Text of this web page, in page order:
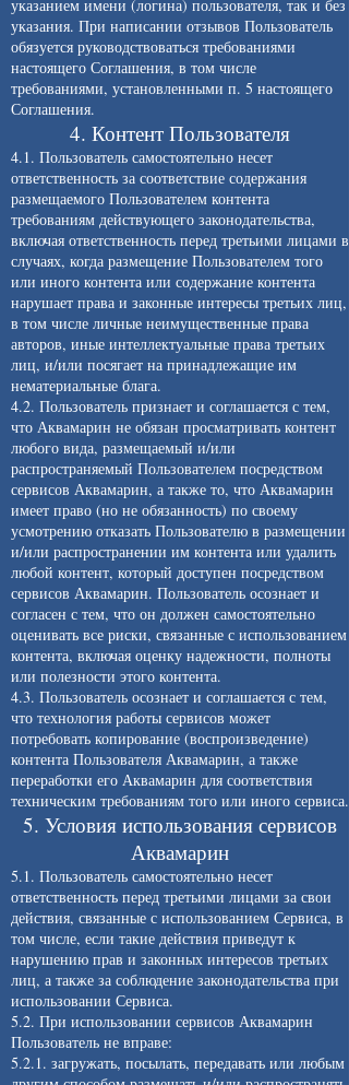
указанием имени (логина) пользователя, так и без
указания. При написании отзывов Пользователь
обязуется руководствоваться требованиями
настоящего Соглашения, в том числе
требованиями, установленными п. 5 настоящего
Соглашения.
4. Контент Пользователя
4.1. Пользователь самостоятельно несет
ответственность за соответствие содержания
размещаемого Пользователем контента
требованиям действующего законодательства,
включая ответственность перед третьими лицами в
случаях, когда размещение Пользователем того
или иного контента или содержание контента
нарушает права и законные интересы третьих лиц,
в том числе личные неимущественные права
авторов, иные интеллектуальные права третьих
лиц, и/или посягает на принадлежащие им
нематериальные блага.
4.2. Пользователь признает и соглашается с тем,
что Аквамарин не обязан просматривать контент
любого вида, размещаемый и/или
распространяемый Пользователем посредством
сервисов Аквамарин, а также то, что Аквамарин
имеет право (но не обязанность) по своему
усмотрению отказать Пользователю в размещении
и/или распространении им контента или удалить
любой контент, который доступен посредством
сервисов Аквамарин. Пользователь осознает и
согласен с тем, что он должен самостоятельно
оценивать все риски, связанные с использованием
контента, включая оценку надежности, полноты
или полезности этого контента.
4.3. Пользователь осознает и соглашается с тем,
что технология работы сервисов может
потребовать копирование (воспроизведение)
контента Пользователя Аквамарин, а также
переработки его Аквамарин для соответствия
техническим требованиям того или иного сервиса.
5. Условия использования сервисов
Аквамарин
5.1. Пользователь самостоятельно несет
ответственность перед третьими лицами за свои
действия, связанные с использованием Сервиса, в
том числе, если такие действия приведут к
нарушению прав и законных интересов третьих
лиц, а также за соблюдение законодательства при
использовании Сервиса.
5.2. При использовании сервисов Аквамарин
Пользователь не вправе:
5.2.1. загружать, посылать, передавать или любым